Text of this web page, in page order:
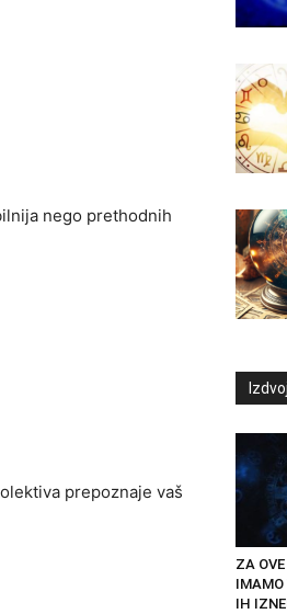
nego prethodnih
prepoznaje vaš
ZA
IMAMO
IH